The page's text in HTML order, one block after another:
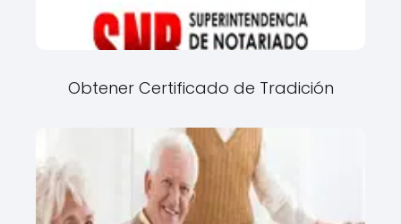
Obtener Certificado de Tradición